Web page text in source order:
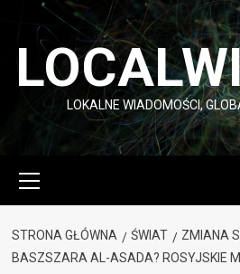
Przejdź
LOKALNE WIADOMOŚCI,
główne
STRONA GŁÓWNA ŚWIAT
ZMIANA
BASZSZARA AL-ASADA? ROSYJSKIE